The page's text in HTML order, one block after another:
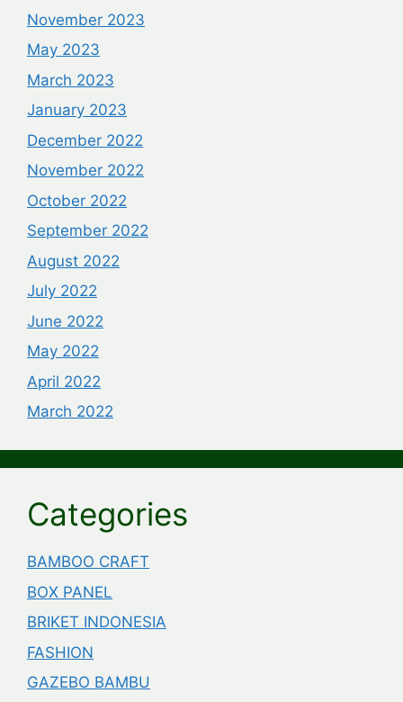
November 2023
May 2023
March 2023
January 2023
December 2022
November 2022
October 2022
September 2022
August 2022
July 2022
June 2022
May 2022
April 2022
March 2022
Categories
BAMBOO CRAFT
BOX PANEL
BRIKET INDONESIA
FASHION
GAZEBO BAMBU